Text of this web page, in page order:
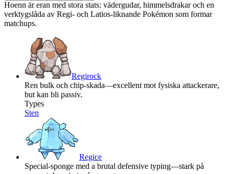
Hoenn är eran med stora stats: vädergudar, himmelsdrakar och en
verktygslåda av Regi- och Latios-liknande Pokémon som formar
matchups.
Regirock
Ren bulk och chip-skada—excellent mot fysiska attackerare,
but kan bli passiv.
Types
Sten
Regice
Special-sponge med a brutal defensive typing—stark på